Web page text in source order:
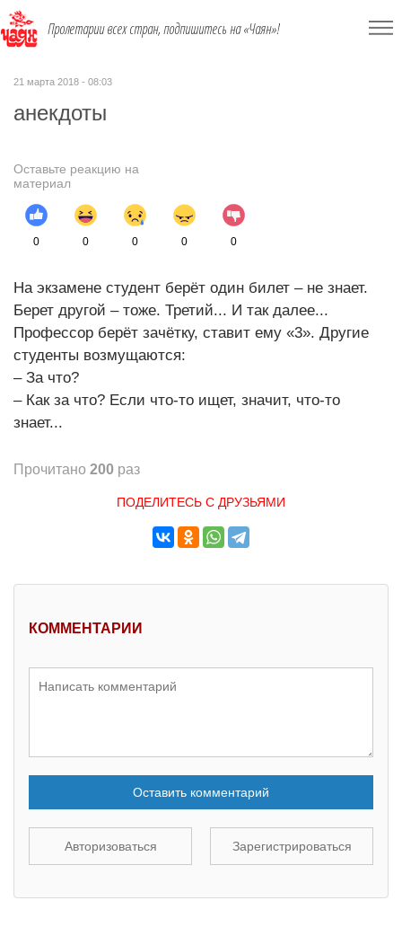
Пролетарии всех стран, подпишитесь на «Чаян»!
21 марта 2018 - 08:03
анекдоты
Оставьте реакцию на
материал
0 0 0 0 0
На экзамене студент берёт один билет – не знает.
Берет другой – тоже. Третий... И так далее...
Профессор берёт зачётку, ставит ему «3». Другие
студенты возмущаются:
– За что?
– Как за что? Если что-то ищет, значит, что-то
знает...
Прочитано 200 раз
ПОДЕЛИТЕСЬ С ДРУЗЬЯМИ
КОММЕНТАРИИ
Оставить комментарий
Авторизоваться Зарегистрироваться